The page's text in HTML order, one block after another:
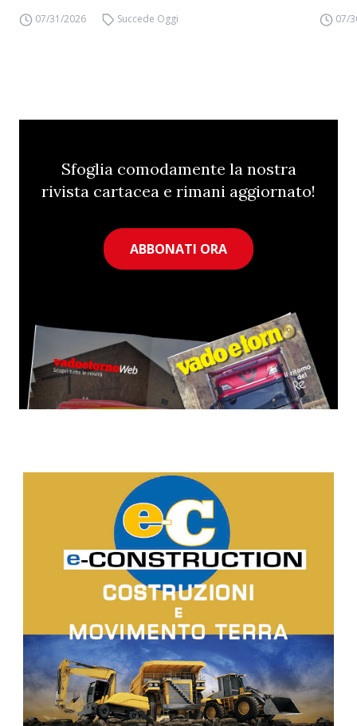
07/31/2026 Succede Oggi 07/
Sfoglia comodamente la nostra
rivista cartacea e rimani aggiornato!
ABBONATI ORA